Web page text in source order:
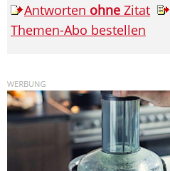
Antworten ohne Zitat
Themen-Abo bestellen